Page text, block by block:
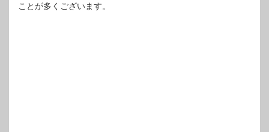
ことが多くございます。